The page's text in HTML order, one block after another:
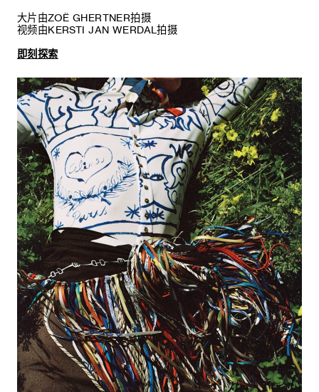
大片由ZOË GHERTNER拍摄
视频由KERSTI JAN WERDAL拍摄
即刻探索